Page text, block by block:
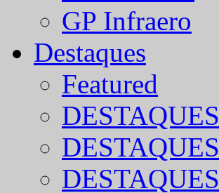
GP Infraero
Destaques
Featured